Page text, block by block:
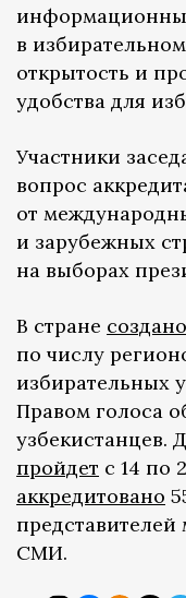
в
открытость и
удобства для
Участники
вопрос
от
и зарубежных
на выборах
В стране создано
по числу
избирательных
Правом голоса
узбекистанцев.
пройдет с 14 по
аккредитовано
СМИ.